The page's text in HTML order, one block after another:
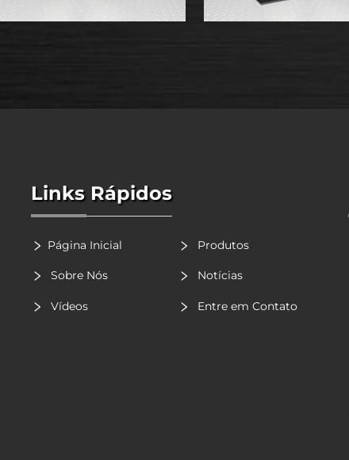
Links Rápidos
Página Inicial Produtos
Sobre Nós Notícias
Vídeos Entre em Contato